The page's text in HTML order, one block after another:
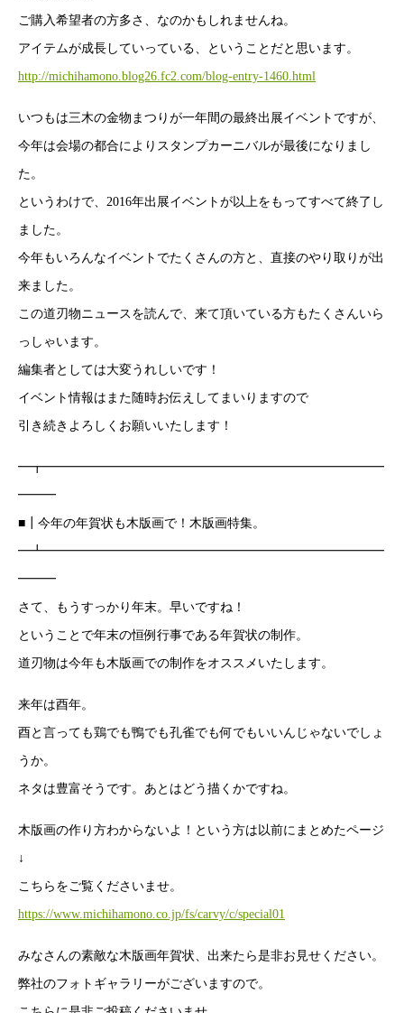
ご購入希望者の方多さ、なのかもしれませんね。
アイテムが成長していっている、ということだと思います。
http://michihamono.blog26.fc2.com/blog-entry-1460.html
いつもは三木の金物まつりが一年間の最終出展イベントですが、
今年は会場の都合によりスタンプカーニバルが最後になりまし
た。
というわけで、2016年出展イベントが以上をもってすべて終了し
ました。
今年もいろんなイベントでたくさんの方と、直接のやり取りが出
来ました。
この道刃物ニュースを読んで、来て頂いている方もたくさんいら
っしゃいます。
編集者としては大変うれしいです！
イベント情報はまた随時お伝えしてまいりますので
引き続きよろしくお願いいたします！
━┳━━━━━━━━━━━━━━━━━━━━━━━━━━━
━━━
■┃今年の年賀状も木版画で！木版画特集。
━┻━━━━━━━━━━━━━━━━━━━━━━━━━━━
━━━
さて、もうすっかり年末。早いですね！
ということで年末の恒例行事である年賀状の制作。
道刃物は今年も木版画での制作をオススメいたします。
来年は酉年。
酉と言っても鶏でも鴨でも孔雀でも何でもいいんじゃないでしょ
うか。
ネタは豊富そうです。あとはどう描くかですね。
木版画の作り方わからないよ！という方は以前にまとめたページ
↓
こちらをご覧くださいませ。
https://www.michihamono.co.jp/fs/carvy/c/special01
みなさんの素敵な木版画年賀状、出来たら是非お見せください。
弊社のフォトギャラリーがございますので。